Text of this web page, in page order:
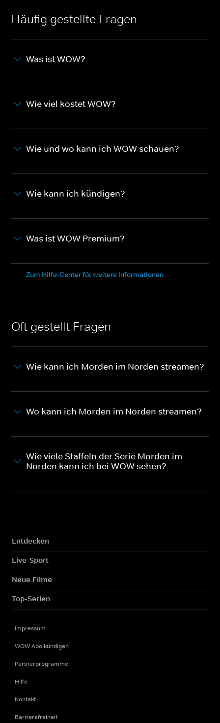
Häufig gestellte Fragen
Was ist WOW?
Wie viel kostet WOW?
Wie und wo kann ich WOW schauen?
Wie kann ich kündigen?
Was ist WOW Premium?
Zum Hilfe-Center für weitere Informationen
Oft gestellt Fragen
Wie kann ich Morden im Norden streamen?
Wo kann ich Morden im Norden streamen?
Wie viele Staffeln der Serie Morden im
Norden kann ich bei WOW sehen?
Entdecken
Live-Sport
Neue Filme
Top-Serien
Impressum
WOW Abo kündigen
Partnerprogramme
Hilfe
Kontakt
Barrierefreiheit